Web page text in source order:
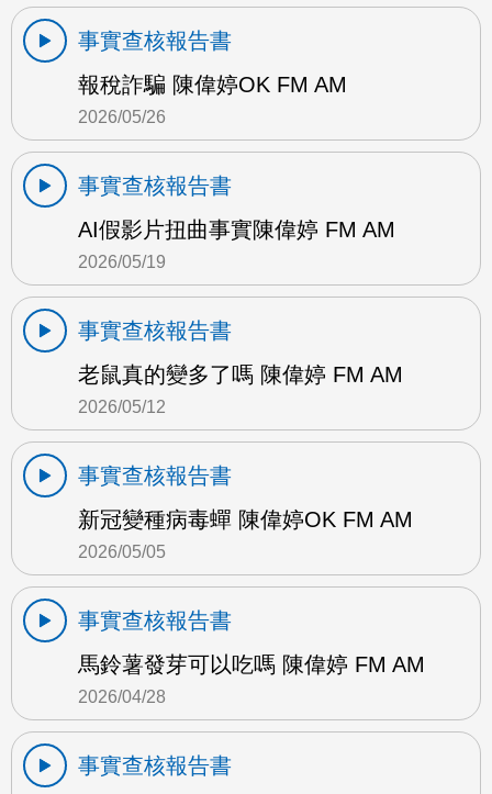
事實查核報告書
報稅詐騙 陳偉婷OK FM AM
2026/05/26
事實查核報告書
AI假影片扭曲事實陳偉婷 FM AM
2026/05/19
事實查核報告書
老鼠真的變多了嗎 陳偉婷 FM AM
2026/05/12
事實查核報告書
新冠變種病毒蟬 陳偉婷OK FM AM
2026/05/05
事實查核報告書
馬鈴薯發芽可以吃嗎 陳偉婷 FM AM
2026/04/28
事實查核報告書